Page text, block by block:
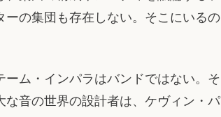
の集団も存在しない。そこにいるの
ム・インパラはバンドではない。そ
音の世界の設計者は、ケヴィン・パ